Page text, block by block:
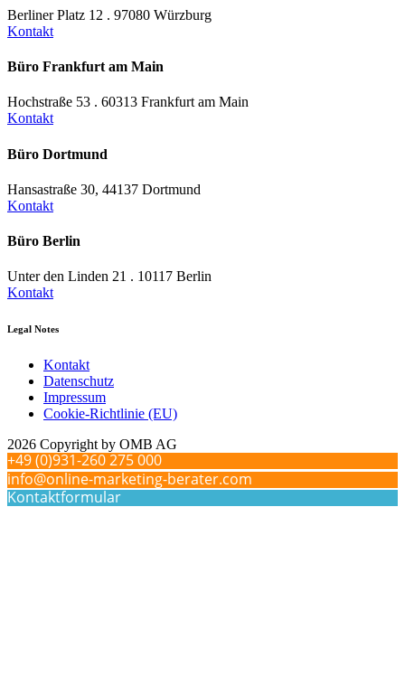
Berliner Platz 12 . 97080 Würzburg
Kontakt
Büro Frankfurt am Main
Hochstraße 53 . 60313 Frankfurt am Main
Kontakt
Büro Dortmund
Hansastraße 30, 44137 Dortmund
Kontakt
Büro Berlin
Unter den Linden 21 . 10117 Berlin
Kontakt
Legal Notes
Kontakt
Datenschutz
Impressum
Cookie-Richtlinie (EU)
2026 Copyright by OMB AG
+49 (0)931-260 275 000
info@online-marketing-berater.com
Kontaktformular